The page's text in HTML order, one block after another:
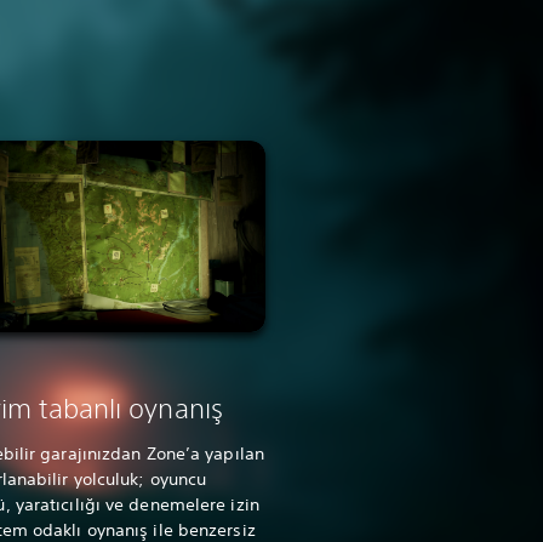
tabanlı oynanış
garajınızdan Zone’a yapılan
yolculuk; oyuncu
yaratıcılığı ve denemelere izin
odaklı oynanış ile benzersiz